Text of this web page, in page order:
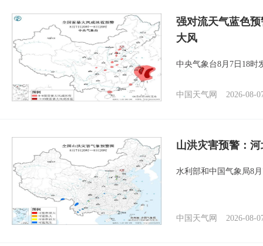
强对流天气蓝色
大风
中央气象台8月7日18时
中国天气网 2026-08-
山洪灾害预警：
水利部和中国气象局8
中国天气网 2026-08-